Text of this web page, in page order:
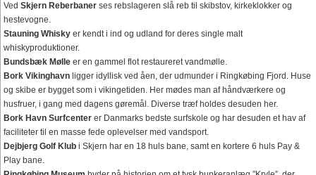
Ved Skjern Reberbaner ses rebslageren slå reb til skibstov, kirkeklokker og
hestevogne.
Stauning Whisky er kendt i ind og udland for deres single malt
whiskyproduktioner.
Bundsbæk Mølle er en gammel flot restaureret vandmølle.
Bork Vikinghavn ligger idyllisk ved åen, der udmunder i Ringkøbing Fjord. Huse
og skibe er bygget som i vikingetiden. Her mødes man af håndværkere og
husfruer, i gang med dagens gøremål. Diverse træf holdes desuden her.
Bork Havn Surfcenter er Danmarks bedste surfskole og har desuden et hav af
faciliteter til en masse fede oplevelser med vandsport.
Dejbjerg Golf Klub i Skjern har en 18 huls bane, samt en kortere 6 huls Pay &
Play bane.